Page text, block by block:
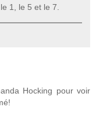
1, le 5 et le 7.
Hocking pour voir